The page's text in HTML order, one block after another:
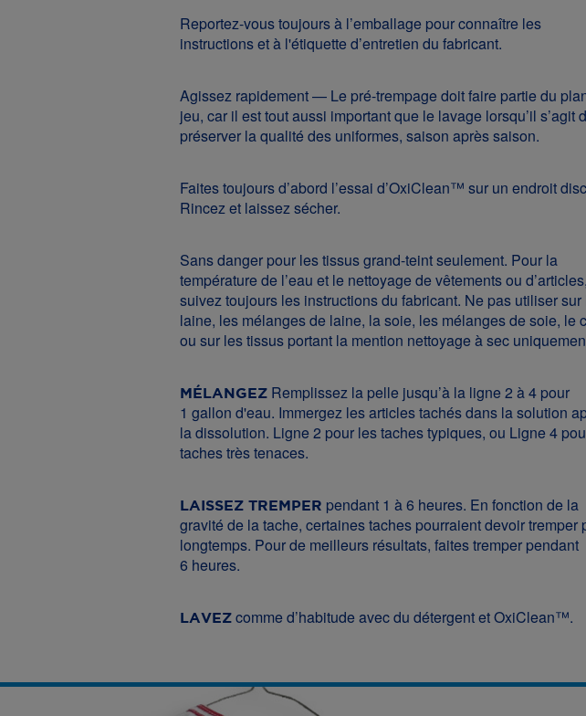
Reportez-vous toujours à l’emballage pour connaître les
instructions et à l'étiquette d’entretien du fabricant.
Agissez rapidement — Le pré-trempage doit faire partie du
jeu, car il est tout aussi important que le lavage lorsqu’il s’agit
préserver la qualité des uniformes, saison après saison.
Faites toujours d’abord l’essai d’OxiClean™ sur un endroit
Rincez et laissez sécher.
Sans danger pour les tissus grand-teint seulement. Pour la
température de l’eau et le nettoyage de vêtements ou d’articles,
suivez toujours les instructions du fabricant. Ne pas utiliser sur
laine, les mélanges de laine, la soie, les mélanges de soie, le
ou sur les tissus portant la mention nettoyage à sec
MÉLANGEZ Remplissez la pelle jusqu’à la ligne 2 à 4 pour
1 gallon d'eau. Immergez les articles tachés dans la solution
la dissolution. Ligne 2 pour les taches typiques, ou Ligne 4
taches très tenaces.
LAISSEZ TREMPER pendant 1 à 6 heures. En fonction de la
gravité de la tache, certaines taches pourraient devoir tremper
longtemps. Pour de meilleurs résultats, faites tremper pendant
6 heures.
LAVEZ comme d’habitude avec du détergent et OxiClean™.